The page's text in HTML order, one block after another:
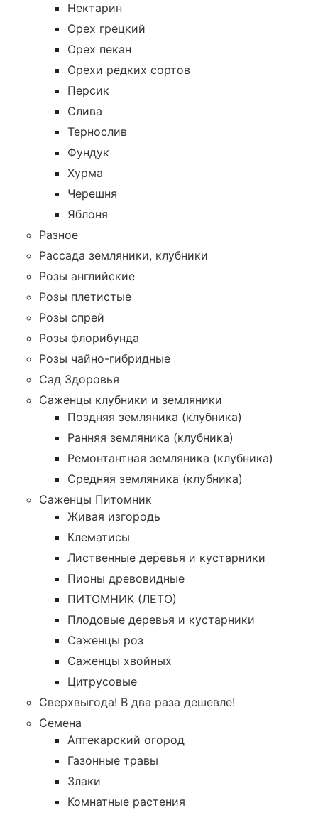
Нектарин
Орех грецкий
Орех пекан
Орехи редких сортов
Персик
Слива
Тернослив
Фундук
Хурма
Черешня
Яблоня
Разное
Рассада земляники, клубники
Розы английские
Розы плетистые
Розы спрей
Розы флорибунда
Розы чайно-гибридные
Сад Здоровья
Саженцы клубники и земляники
Поздняя земляника (клубника)
Ранняя земляника (клубника)
Ремонтантная земляника (клубника)
Средняя земляника (клубника)
Саженцы Питомник
Живая изгородь
Клематисы
Лиственные деревья и кустарники
Пионы древовидные
ПИТОМНИК (ЛЕТО)
Плодовые деревья и кустарники
Саженцы роз
Саженцы хвойных
Цитрусовые
Сверхвыгода! В два раза дешевле!
Семена
Аптекарский огород
Газонные травы
Злаки
Комнатные растения